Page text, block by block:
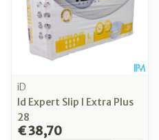
iD
Id Expert Slip l Extra Plus
28
€ 38,70